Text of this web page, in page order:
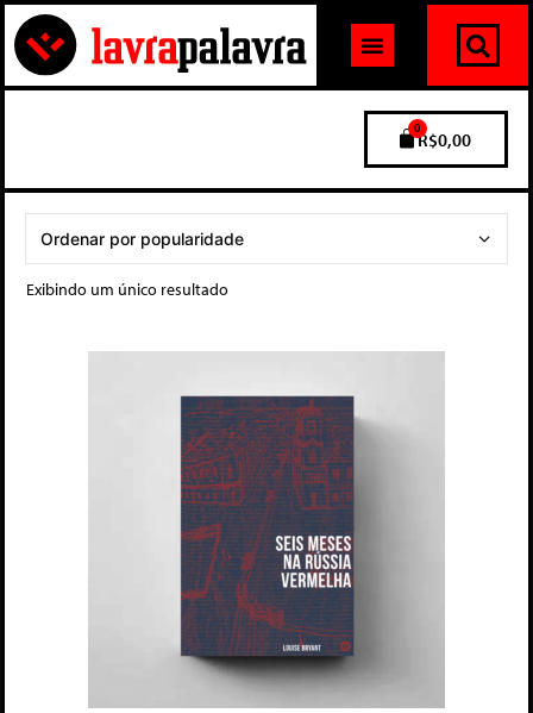
R$0,00
0
Exibindo um único resultado